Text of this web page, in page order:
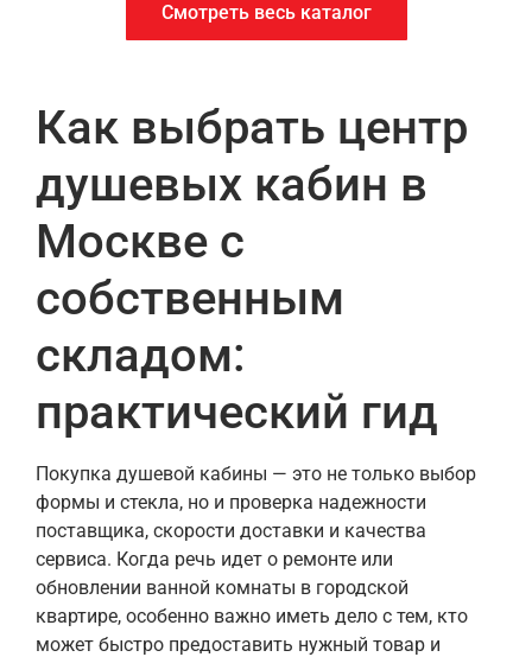
Смотреть весь каталог
Как выбрать центр
душевых кабин в
Москве с
собственным
складом:
практический гид
Покупка душевой кабины — это не только выбор
формы и стекла, но и проверка надежности
поставщика, скорости доставки и качества
сервиса. Когда речь идет о ремонте или
обновлении ванной комнаты в городской
квартире, особенно важно иметь дело с тем, кто
может быстро предоставить нужный товар и